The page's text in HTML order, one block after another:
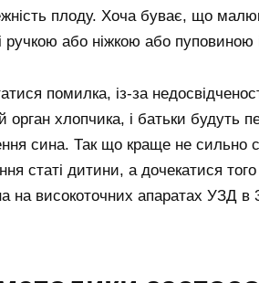
плоду. Хоча буває, що
ручкою або ніжкою або пуповиною
помилка, із-за
орган хлопчика, і батьки будуть
сина. Так що краще не сильно
статі дитини, а дочекатися
на високоточних апаратах УЗД